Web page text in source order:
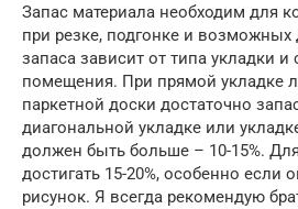
Запас материала необходим для
при резке, подгонке и возможных
запаса зависит от типа укладки и
помещения. При прямой укладке
паркетной доски достаточно
диагональной укладке или
должен быть больше – 10-15%.
достигать 15-20%, особенно если
рисунок. Я всегда рекомендую